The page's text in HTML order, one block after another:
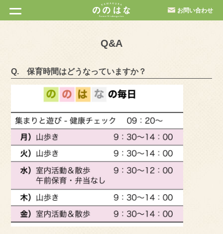
お問い合わせ
Q&A
Q. 保育時間はどうなっていますか？